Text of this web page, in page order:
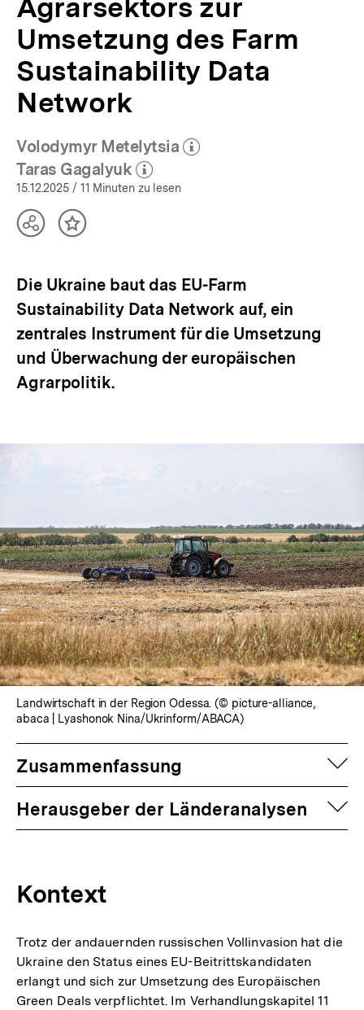
Analysen
bpb.de
Agrarsektors zur
Umsetzung des Farm
Sustainability Data
Network
Volodymyr Metelytsia
(Mehr zum Autor)
Taras Gagalyuk
(Mehr zum Autor)
öffnen
15.12.2025 / 11 Minuten zu lesen
TeilenInhalt
Die Ukraine baut das EU-Farm
Sustainability Data Network auf, ein
zentrales Instrument für die Umsetzung
und Überwachung der europäischen
Agrarpolitik.
Landwirtschaft in der Region Odessa. (© picture-alliance,
abaca | Lyashonok Nina/Ukrinform/ABACA)
Zusammenfassung
Herausgeber der Länderanalysen
Kontext
Trotz der andauernden russischen Vollinvasion hat die
Ukraine den Status eines EU-Beitrittskandidaten
erlangt und sich zur Umsetzung des Europäischen
Green Deals verpflichtet. Im Verhandlungskapitel 11